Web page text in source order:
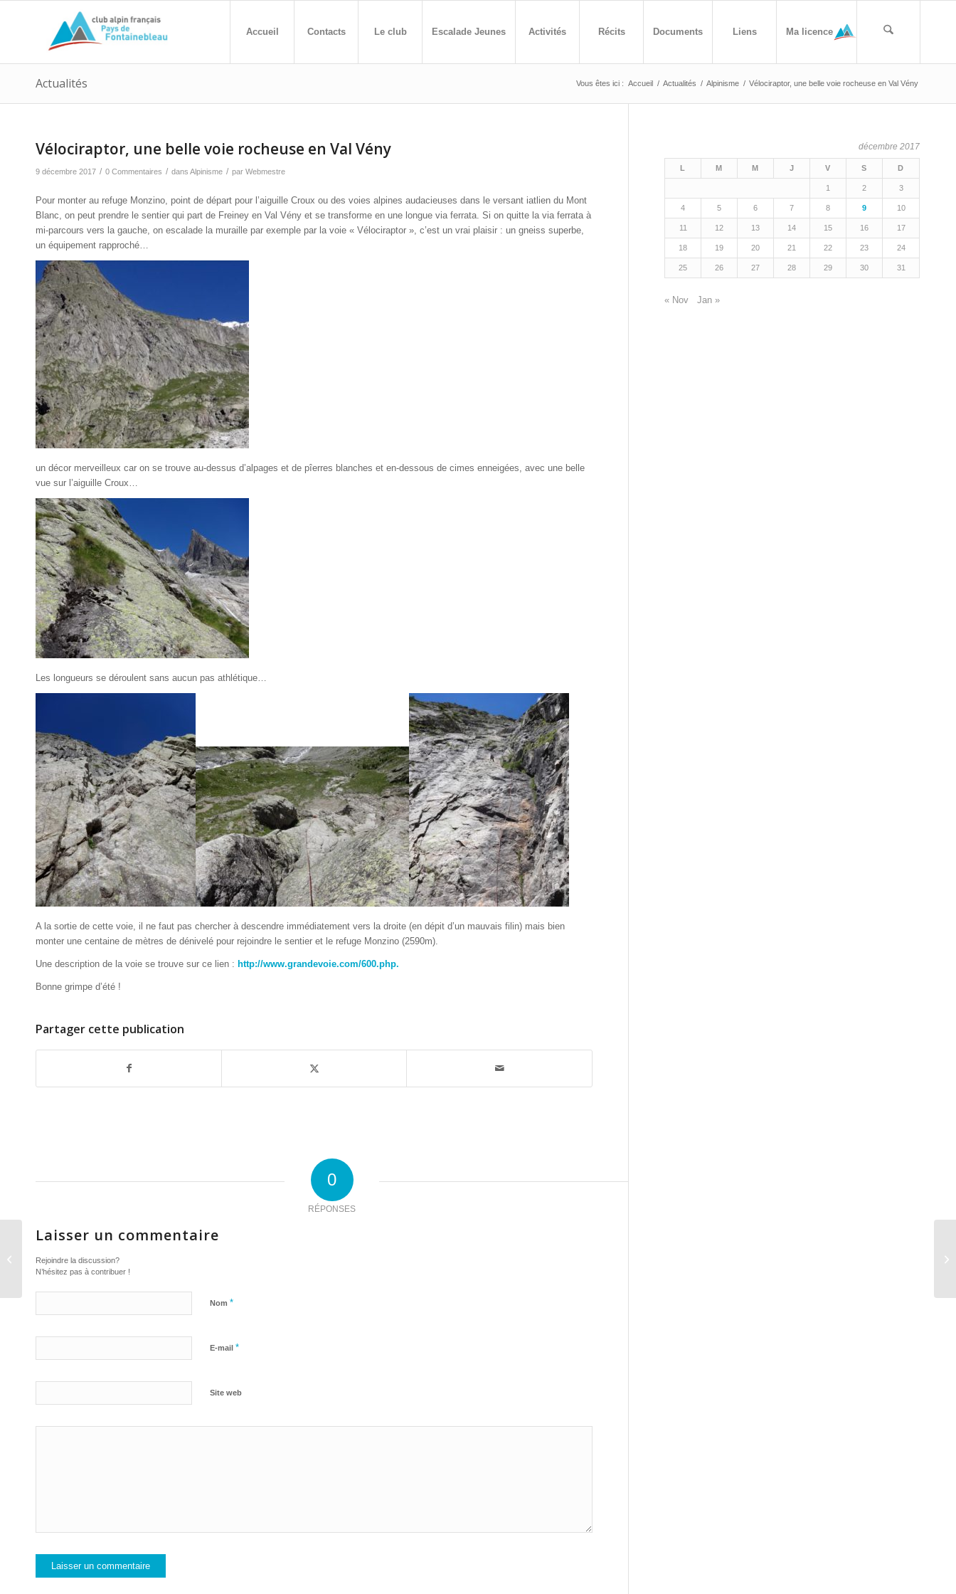
Accueil Contacts Le club Escalade Jeunes Activités Récits Documents Liens Ma licence
Actualités Vous êtes ici : Accueil / Actualités / Alpinisme / Vélociraptor, une belle voie rocheuse en Val Vény
Vélociraptor, une belle voie rocheuse en Val Vény
9 décembre 2017 / 0 Commentaires / dans Alpinisme / par Webmestre
Pour monter au refuge Monzino, point de départ pour l’aiguille Croux ou des voies alpines audacieuses dans le versant iatlien du Mont
Blanc, on peut prendre le sentier qui part de Freiney en Val Vény et se transforme en une longue via ferrata. Si on quitte la via ferrata à
mi-parcours vers la gauche, on escalade la muraille par exemple par la voie « Vélociraptor », c’est un vrai plaisir : un gneiss superbe,
un équipement rapproché…
un décor merveilleux car on se trouve au-dessus d’alpages et de pîerres blanches et en-dessous de cimes enneigées, avec une belle
vue sur l’aiguille Croux…
Les longueurs se déroulent sans aucun pas athlétique…
A la sortie de cette voie, il ne faut pas chercher à descendre immédiatement vers la droite (en dépit d’un mauvais filin) mais bien
monter une centaine de mètres de dénivelé pour rejoindre le sentier et le refuge Monzino (2590m).
Une description de la voie se trouve sur ce lien : http://www.grandevoie.com/600.php.
Bonne grimpe d’été !
Partager cette publication
0
RÉPONSES
Laisser un commentaire
Rejoindre la discussion?
N’hésitez pas à contribuer !
Nom *
E-mail *
Site web
décembre 2017
L M M J V S D
1 2 3
4 5 6 7 8 9 10
11 12 13 14 15 16 17
18 19 20 21 22 23 24
25 26 27 28 29 30 31
« Nov Jan »
Une marche et une
course de 7 km pour
l’ASABEPI